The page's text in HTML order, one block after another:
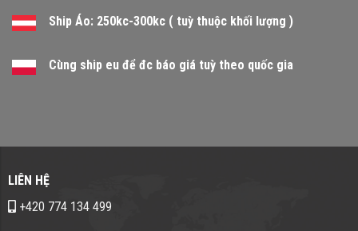
Ship Áo: 250kc-300kc ( tuỳ thuộc khối lượng )
Cùng ship eu để đc báo giá tuỳ theo quốc gia
LIÊN HỆ
+420 774 134 499